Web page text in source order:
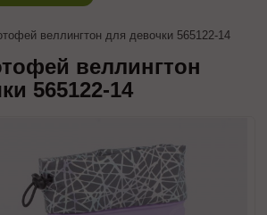
веллингтон для девочки 565122-14
веллингтон
565122-14